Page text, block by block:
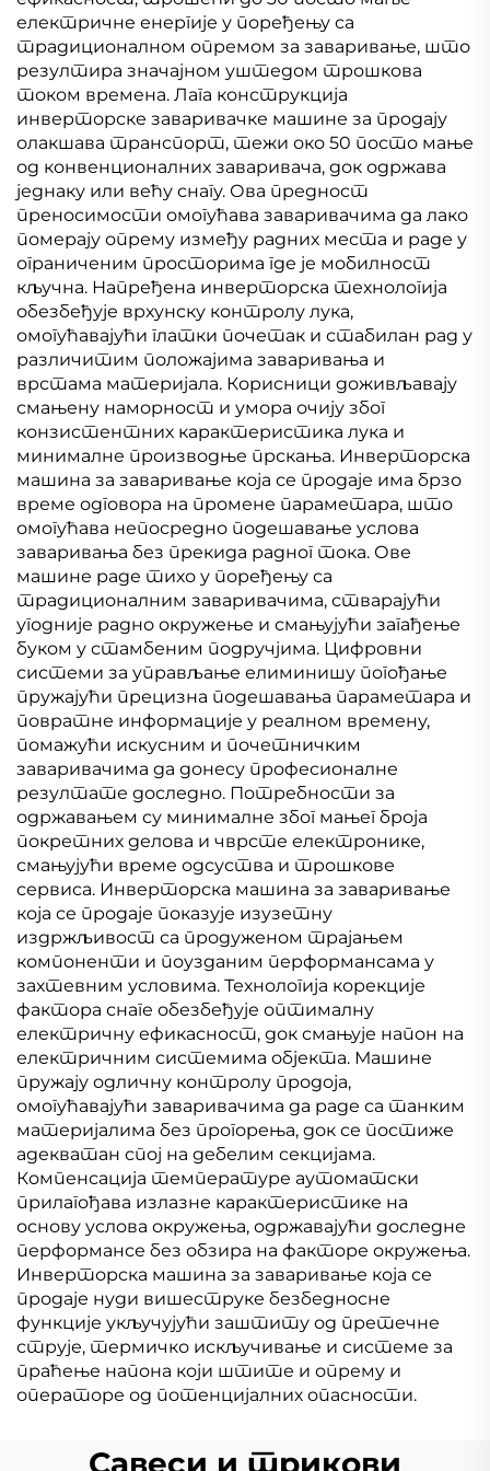
електричне енергије у поређењу са
традиционалном опремом за заваривање, што
резултира значајном уштедом трошкова
током времена. Лага конструкција
инверторске заваривачке машине за продају
олакшава транспорт, тежи око 50 посто мање
од конвенционалних заваривача, док одржава
једнаку или већу снагу. Ова предност
преносимости омогућава заваривачима да лако
померају опрему између радних места и раде у
ограниченим просторима где је мобилност
кључна. Напређена инверторска технологија
обезбеђује врхунску контролу лука,
омогућавајући глатки почетак и стабилан рад у
различитим положајима заваривања и
врстама материјала. Корисници доживљавају
смањену наморност и умора очију због
конзистентних карактеристика лука и
минималне производње прскања. Инверторска
машина за заваривање која се продаје има брзо
време одговора на промене параметара, што
омогућава непосредно подешавање услова
заваривања без прекида радног тока. Ове
машине раде тихо у поређењу са
традиционалним заваривачима, стварајући
угодније радно окружење и смањујући загађење
буком у стамбеним подручјима. Цифровни
системи за управљање елиминишу погођање
пружајући прецизна подешавања параметара и
повратне информације у реалном времену,
помажући искусним и почетничким
заваривачима да донесу професионалне
резултате доследно. Потребности за
одржавањем су минималне због мањег броја
покретних делова и чврсте електронике,
смањујући време одсуства и трошкове
сервиса. Инверторска машина за заваривање
која се продаје показује изузетну
издржљивост са продуженом трајањем
компоненти и поузданим перформансама у
захтевним условима. Технологија корекције
фактора снаге обезбеђује оптималну
електричну ефикасност, док смањује напон на
електричним системима објекта. Машине
пружају одличну контролу продоја,
омогућавајући заваривачима да раде са танким
материјалима без прогорења, док се постиже
адекватан спој на дебелим секцијама.
Компенсација температуре аутоматски
прилагођава излазне карактеристике на
основу услова окружења, одржавајући доследне
перформансе без обзира на факторе окружења.
Инверторска машина за заваривање која се
продаје нуди вишеструке безбедносне
функције укључујући заштиту од претечне
струје, термичко искључивање и системе за
праћење напона који штите и опрему и
операторе од потенцијалних опасности.
Савеси и трикови